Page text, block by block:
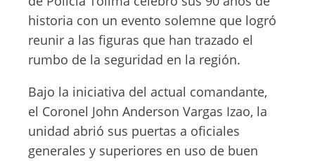
historia con un evento solemne que logró
reunir a las figuras que han trazado el
rumbo de la seguridad en la región.
Bajo la iniciativa del actual comandante,
el Coronel John Anderson Vargas Izao, la
unidad abrió sus puertas a oficiales
generales y superiores en uso de buen